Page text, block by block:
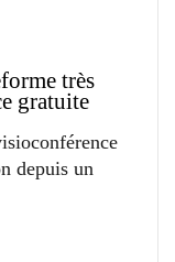
très
gratuite
depuis un